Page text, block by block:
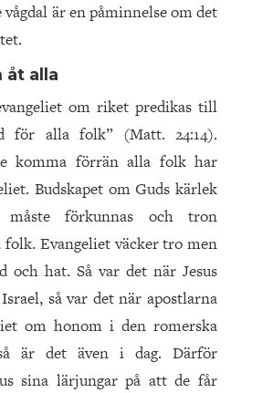
är en påminnelse om det
åt alla
om riket predikas till
för alla folk” (Matt. 24:14).
komma förrän alla folk har
Budskapet om Guds kärlek
måste förkunnas och tron
folk. Evangeliet väcker tro men
och hat. Så var det när Jesus
så var det när apostlarna
om honom i den romerska
är det även i dag. Därför
sina lärjungar på att de får